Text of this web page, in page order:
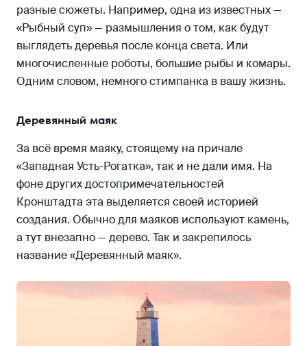
разные сюжеты. Например, одна из известных —
«Рыбный суп» — размышления о том, как будут
выглядеть деревья после конца света. Или
многочисленные роботы, большие рыбы и комары.
Одним словом, немного стимпанка в вашу жизнь.
Деревянный маяк
За всё время маяку, стоящему на причале
«Западная Усть-Рогатка», так и не дали имя. На
фоне других достопримечательностей
Кронштадта эта выделяется своей историей
создания. Обычно для маяков используют камень,
а тут внезапно — дерево. Так и закрепилось
название «Деревянный маяк».